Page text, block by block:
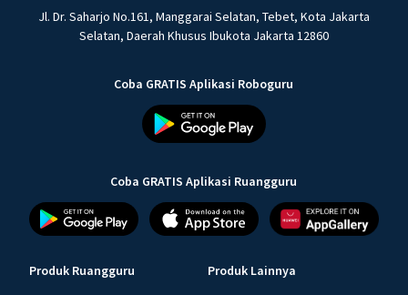
Jl. Dr. Saharjo No.161, Manggarai Selatan, Tebet, Kota Jakarta
Selatan, Daerah Khusus Ibukota Jakarta 12860
Coba GRATIS Aplikasi Roboguru
Coba GRATIS Aplikasi Ruangguru
Produk Ruangguru Produk Lainnya